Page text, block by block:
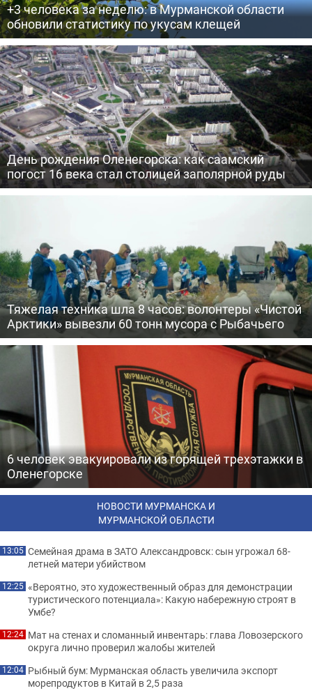
+3 человека за неделю: в Мурманской области
обновили статистику по укусам клещей
День рождения Оленегорска: как саамский
погост 16 века стал столицей заполярной руды
Тяжелая техника шла 8 часов: волонтеры «Чистой
Арктики» вывезли 60 тонн мусора с Рыбачьего
6 человек эвакуировали из горящей трехэтажки в
Оленегорске
НОВОСТИ МУРМАНСКА И
МУРМАНСКОЙ ОБЛАСТИ
13:05 Семейная драма в ЗАТО Александровск: сын угрожал 68-
летней матери убийством
12:25 «Вероятно, это художественный образ для демонстрации
туристического потенциала»: Какую набережную строят в
Умбе?
12:24 Мат на стенах и сломанный инвентарь: глава Ловозерского
округа лично проверил жалобы жителей
12:04 Рыбный бум: Мурманская область увеличила экспорт
морепродуктов в Китай в 2,5 раза